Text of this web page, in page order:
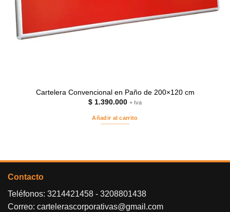
Cartelera Convencional en Paño de 200×120 cm
$ 1.390.000 + Iva
Añadir al carrito
Contacto
Teléfonos: 3214421458 - 3208801438
Correo: cartelerascorporativas@gmail.com